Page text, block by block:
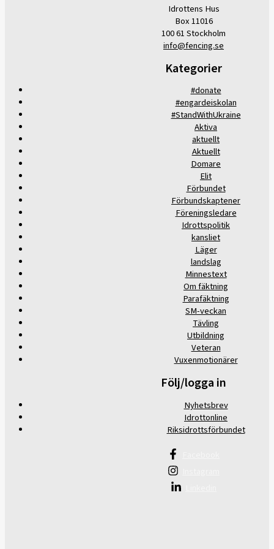
Idrottens Hus
Box 11016
100 61 Stockholm
info@fencing.se
Kategorier
#donate
#engardeiskolan
#StandWithUkraine
Aktiva
aktuellt
Aktuellt
Domare
Elit
Förbundet
Förbundskaptener
Föreningsledare
Idrottspolitik
kansliet
Läger
landslag
Minnestext
Om fäktning
Parafäktning
SM-veckan
Tävling
Utbildning
Veteran
Vuxenmotionärer
Följ/logga in
Nyhetsbrev
Idrottonline
Riksidrottsförbundet